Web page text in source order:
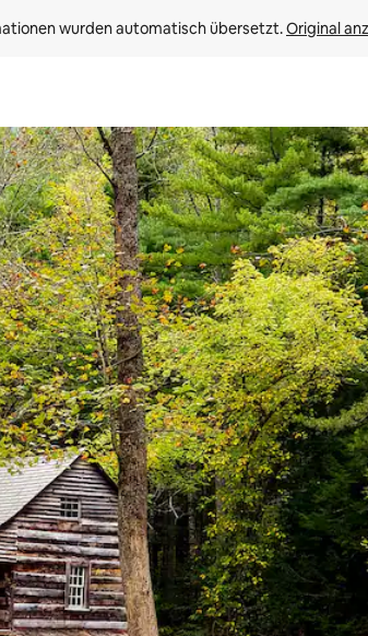
wurden automatisch übersetzt. Original
oben und unten oder erkunde die Ergebnisse